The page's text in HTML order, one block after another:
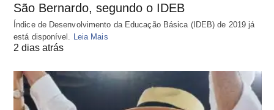
São Bernardo, segundo o IDEB
Índice de Desenvolvimento da Educação Básica (IDEB) de 2019 já
está disponível.
Leia Mais
2 dias atrás